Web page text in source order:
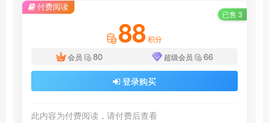
付费阅读
已售 3
88 积分
会员
80 超级会员 66
登录购买
此内容为付费阅读，请付费后查看